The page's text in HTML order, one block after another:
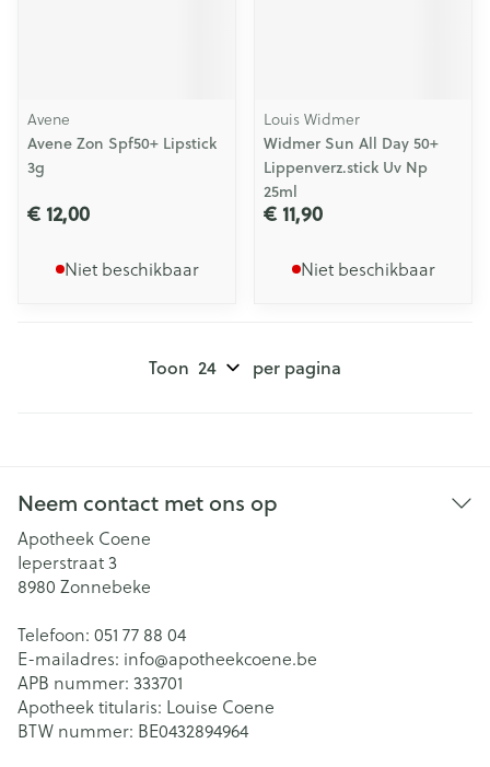
Avene
Avene Zon Spf50+ Lipstick
3g
€ 12,00
Niet beschikbaar
Louis Widmer
Widmer Sun All Day 50+
Lippenverz.stick Uv Np
25ml
€ 11,90
Niet beschikbaar
Toon per pagina
Neem contact met ons op
Apotheek Coene
Ieperstraat 3
8980 Zonnebeke
Telefoon: 051 77 88 04
E-mailadres: info@apotheekcoene.be
APB nummer: 333701
Apotheek titularis: Louise Coene
BTW nummer: BE0432894964